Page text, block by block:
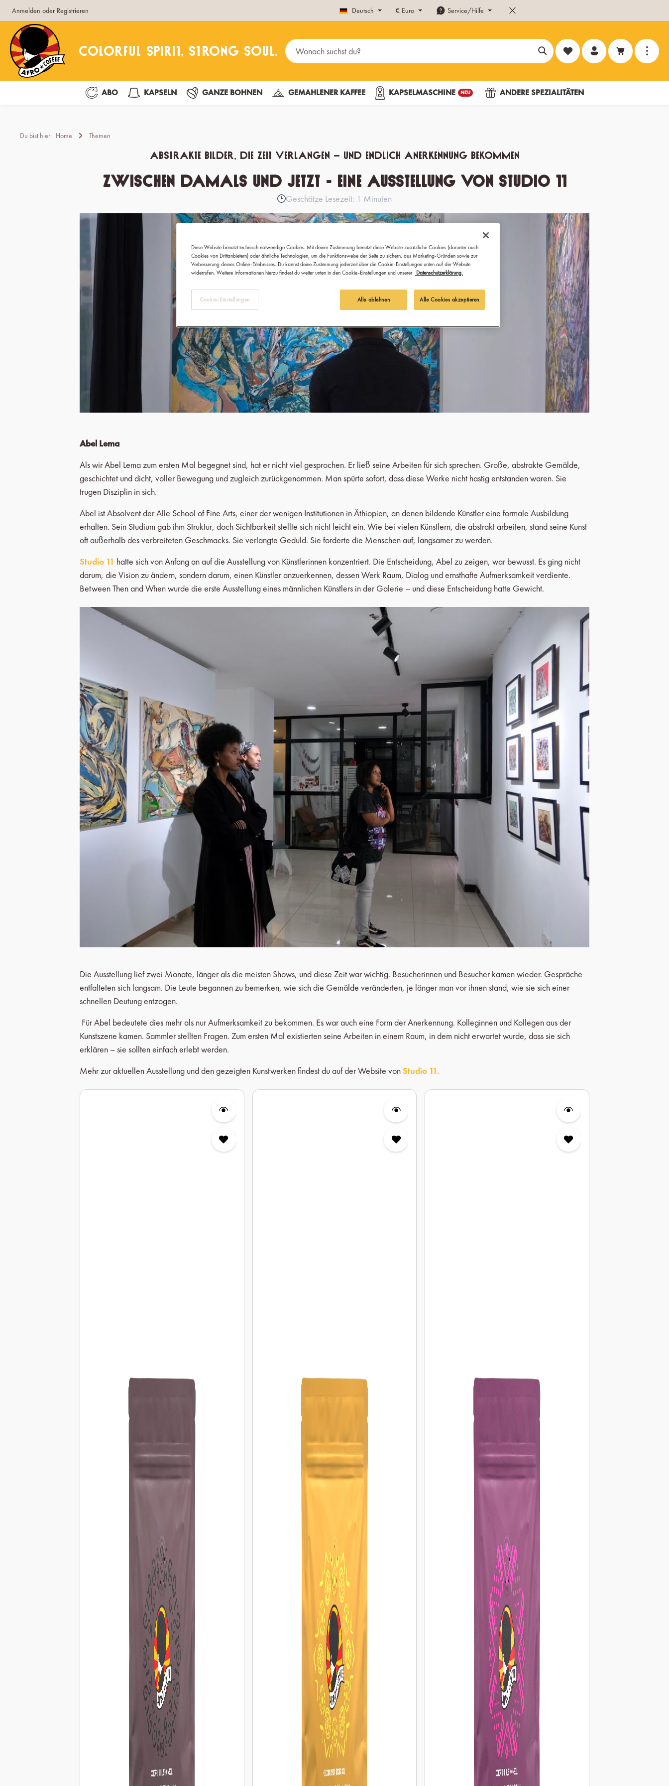
Zur Hauptnavigation springen
Anmelden oder Registrieren Deutsch € Euro Service/Hilfe
Du hast 0 Produkte auf dem
ABO KAPSELN GANZE BOHNEN GEMAHLENER KAFFEE KAPSELMASCHINE NEU ANDERE SPEZIALITÄTEN
Du bist hier: Home Themen
Abstrakte Bilder, die Zeit verlangen – und endlich Anerkennung bekommen
Zwischen Damals und Jetzt - Eine Ausstellung von Studio 11
Geschätze Lesezeit: 1 Minuten
Abel Lema
Als wir Abel Lema zum ersten Mal begegnet sind, hat er nicht viel gesprochen. Er ließ seine Arbeiten für sich sprechen. Große, abstrakte Gemälde,
geschichtet und dicht, voller Bewegung und zugleich zurückgenommen. Man spürte sofort, dass diese Werke nicht hastig entstanden waren. Sie
trugen Disziplin in sich.
Abel ist Absolvent der Alle School of Fine Arts, einer der wenigen Institutionen in Äthiopien, an denen bildende Künstler eine formale Ausbildung
erhalten. Sein Studium gab ihm Struktur, doch Sichtbarkeit stellte sich nicht leicht ein. Wie bei vielen Künstlern, die abstrakt arbeiten, stand seine Kunst
oft außerhalb des verbreiteten Geschmacks. Sie verlangte Geduld. Sie forderte die Menschen auf, langsamer zu werden.
Studio 11 hatte sich von Anfang an auf die Ausstellung von Künstlerinnen konzentriert. Die Entscheidung, Abel zu zeigen, war bewusst. Es ging nicht
darum, die Vision zu ändern, sondern darum, einen Künstler anzuerkennen, dessen Werk Raum, Dialog und ernsthafte Aufmerksamkeit verdiente.
Between Then and When wurde die erste Ausstellung eines männlichen Künstlers in der Galerie – und diese Entscheidung hatte Gewicht.
Die Ausstellung lief zwei Monate, länger als die meisten Shows, und diese Zeit war wichtig. Besucherinnen und Besucher kamen wieder. Gespräche
entfalteten sich langsam. Die Leute begannen zu bemerken, wie sich die Gemälde veränderten, je länger man vor ihnen stand, wie sie sich einer
schnellen Deutung entzogen.
Für Abel bedeutete dies mehr als nur Aufmerksamkeit zu bekommen. Es war auch eine Form der Anerkennung. Kolleginnen und Kollegen aus der
Kunstszene kamen. Sammler stellten Fragen. Zum ersten Mal existierten seine Arbeiten in einem Raum, in dem nicht erwartet wurde, dass sie sich
erklären – sie sollten einfach erlebt werden.
Mehr zur aktuellen Ausstellung und den gezeigten Kunstwerken findest du auf der Website vonStudio 11.
Produktgalerie überspringen
Diese Website benutzt technisch notwendige Cookies. Mit deiner Zustimmung benutzt diese Website zusätzliche Cookies (darunter auch
Cookies von Drittanbietern) oder ähnliche Technologien, um die Funktionsweise der Seite zu sichern, aus Marketing-Gründen sowie zur
Verbesserung deines Online-Erlebnisses. Du kannst deine Zustimmung jederzeit über die Cookie-Einstellungen unten auf der Website
widerrufen. Weitere Informationen hierzu findest du weiter unten in den Cookie-Einstellungen und unserer
Datenschutzerklärung.
Cookie-Einstellungen Alle ablehnen Alle Cookies akzeptieren